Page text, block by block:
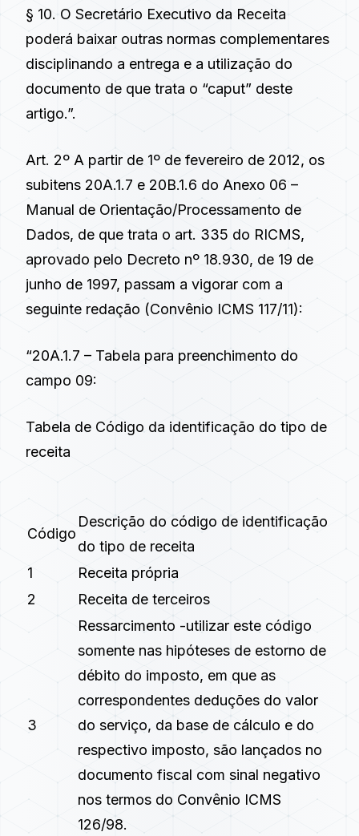
§ 10. O Secretário Executivo da Receita
poderá baixar outras normas complementares
disciplinando a entrega e a utilização do
documento de que trata o “caput” deste
artigo.”.
Art. 2º A partir de 1º de fevereiro de 2012, os
subitens 20A.1.7 e 20B.1.6 do Anexo 06 –
Manual de Orientação/Processamento de
Dados, de que trata o art. 335 do RICMS,
aprovado pelo Decreto nº 18.930, de 19 de
junho de 1997, passam a vigorar com a
seguinte redação (Convênio ICMS 117/11):
“20A.1.7 – Tabela para preenchimento do
campo 09:
Tabela de Código da identificação do tipo de
receita
Código
Descrição do código de identificação
do tipo de receita
1
Receita própria
2
Receita de terceiros
3
Ressarcimento -utilizar este código
somente nas hipóteses de estorno de
débito do imposto, em que as
correspondentes deduções do valor
do serviço, da base de cálculo e do
respectivo imposto, são lançados no
documento fiscal com sinal negativo
nos termos do Convênio ICMS
126/98.